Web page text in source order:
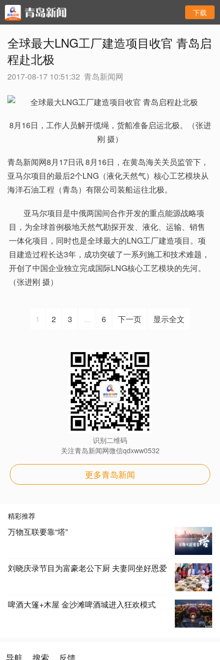
下载
全球最大LNG工厂建造项目收官 青岛启
程赴北极
2017-08-17 10:51:32 青岛新闻网
8月16日，工作人员解开缆绳，货船准备启运北极。（张进
刚 摄）
青岛新闻网8月17日讯 8月16日，在黄岛海关关员监管下，
亚马尔项目的最后2个LNG（液化天然气）核心工艺模块从
海洋石油工程（青岛）有限公司装船运往北极。
亚马尔项目是中俄两国间合作开发的重点能源战略项
目，为全球首例极地天然气勘探开发、液化、运输、销售
一体化项目，同时也是全球最大的LNG工厂建造项目。项
目建造过程长达3年，成功突破了一系列施工和技术难题，
开创了中国企业独立完成国际LNG核心工艺模块的先河。
（张进刚 摄）
1 2 3 ... 6 下一页 显示全文
识别二维码
关注青岛新闻网微信qdxww0532
更多青岛新闻
精彩推荐
万物互联要靠“塔”
刘晓庆录节目为富豪老公下厨 夫妻同坐好恩爱
啤酒大篷+木屋 金沙滩啤酒城进入狂欢模式
导航 搜索 反馈